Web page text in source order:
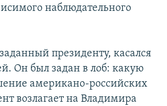
наблюдательного
президенту, касался
Он был задан в лоб: какую
американо-российских
возлагает на Владимира